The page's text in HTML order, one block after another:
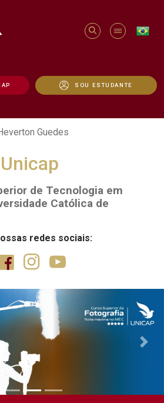
SOU ESTUDANTE
Guedes - Unicap
Guedes
de Tecnologia em
Católica de
redes sociais:
Next